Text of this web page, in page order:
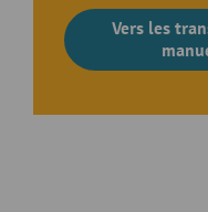
Vers les